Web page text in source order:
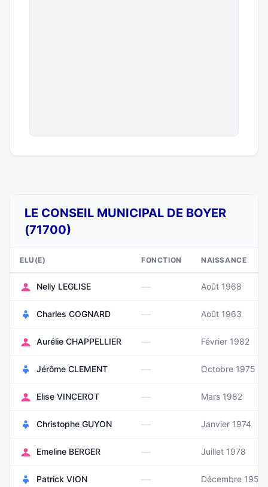
LE CONSEIL MUNICIPAL DE BOYER
(71700)
ELU(E) FONCTION NAISSANCE
Nelly LEGLISE — Août 1968
Charles COGNARD — Août 1963
Aurélie CHAPPELLIER — Février 1982
Jérôme CLEMENT — Octobre 1975
Elise VINCEROT — Mars 1982
Christophe GUYON — Janvier 1974
Emeline BERGER — Juillet 1978
Patrick VION — Décembre 1955